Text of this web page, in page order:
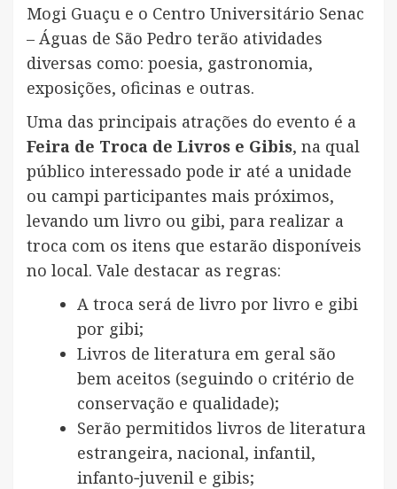
Mogi Guaçu e o Centro Universitário Senac
– Águas de São Pedro terão atividades
diversas como: poesia, gastronomia,
exposições, oficinas e outras.
Uma das principais atrações do evento é a
Feira de Troca de Livros e Gibis, na qual
público interessado pode ir até a unidade
ou campi participantes mais próximos,
levando um livro ou gibi, para realizar a
troca com os itens que estarão disponíveis
no local. Vale destacar as regras:
A troca será de livro por livro e gibi
por gibi;
Livros de literatura em geral são
bem aceitos (seguindo o critério de
conservação e qualidade);
Serão permitidos livros de literatura
estrangeira, nacional, infantil,
infanto‐juvenil e gibis;